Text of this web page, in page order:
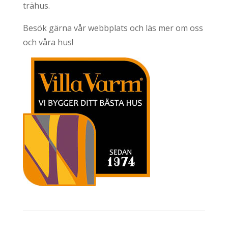
trähus.
Besök gärna vår webbplats och läs mer om oss
och våra hus!